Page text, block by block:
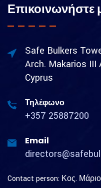
Επικοινωνήστε
Safe Bulkers
Arch. Makarios III
Cyprus
Τηλέφωνο
+357 25887200
Email
Contact person: Κος.